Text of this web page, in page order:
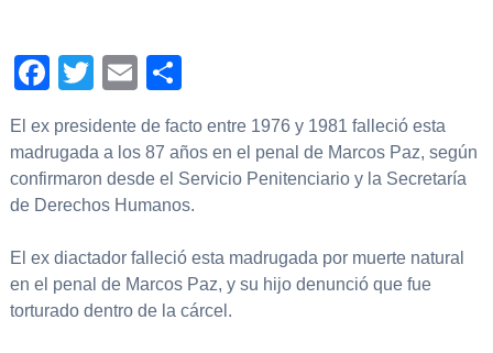
Facebook
TwitterEmail
El ex presidente de facto entre 1976 y 1981 falleció esta
madrugada a los 87 años en el penal de Marcos Paz, según
confirmaron desde el Servicio Penitenciario y la Secretaría
de Derechos Humanos.
El ex diactador falleció esta madrugada por muerte natural
en el penal de Marcos Paz, y su hijo denunció que fue
torturado dentro de la cárcel.